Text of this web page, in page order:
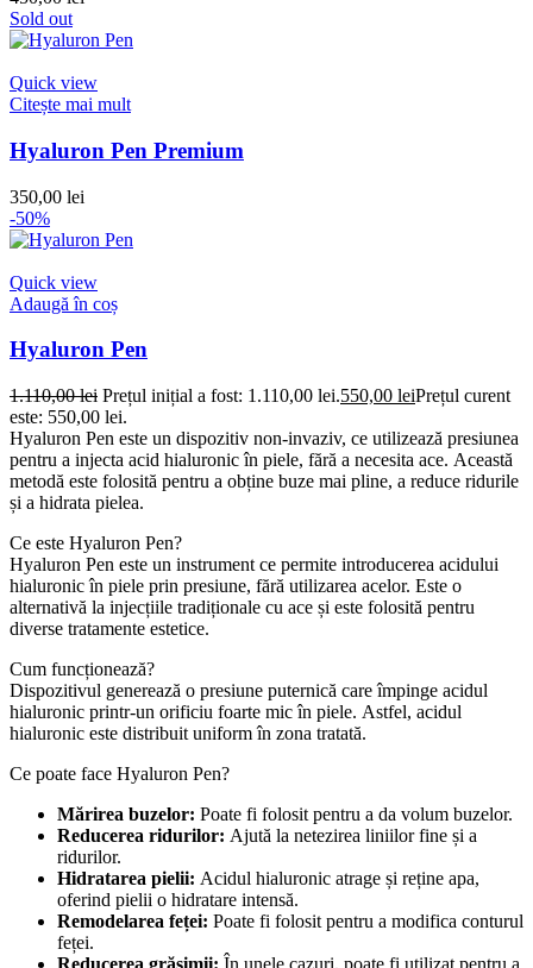
Sold out
Quick view
Citește mai mult
Hyaluron Pen Premium
350,00 lei
-50%
Quick view
Adaugă în coș
Hyaluron Pen
1.110,00lei Prețul inițial a fost: 1.110,00 lei.550,00 leiPrețul curent
este: 550,00 lei.
Hyaluron Pen este un dispozitiv non-invaziv, ce utilizează presiunea
pentru a injecta acid hialuronic în piele, fără a necesita ace. Această
metodă este folosită pentru a obține buze mai pline, a reduce ridurile
și a hidrata pielea.
Ce este Hyaluron Pen?
Hyaluron Pen este un instrument ce permite introducerea acidului
hialuronic în piele prin presiune, fără utilizarea acelor. Este o
alternativă la injecțiile tradiționale cu ace și este folosită pentru
diverse tratamente estetice.
Cum funcționează?
Dispozitivul generează o presiune puternică care împinge acidul
hialuronic printr-un orificiu foarte mic în piele. Astfel, acidul
hialuronic este distribuit uniform în zona tratată.
Ce poate face Hyaluron Pen?
Mărirea buzelor: Poate fi folosit pentru a da volum buzelor.
Reducerea ridurilor: Ajută la netezirea liniilor fine și a
ridurilor.
Hidratarea pielii: Acidul hialuronic atrage și reține apa,
oferind pielii o hidratare intensă.
Remodelarea feței: Poate fi folosit pentru a modifica conturul
feței.
Reducerea grăsimii: În unele cazuri, poate fi utilizat pentru a